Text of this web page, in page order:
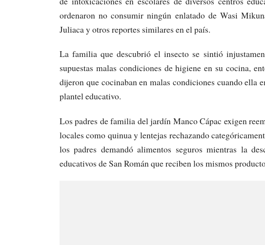
ordenaron no consumir ningún enlatado de Wasi
Juliaca y otros reportes similares en el país.​
La familia que descubrió el insecto se sintió
supuestas malas condiciones de higiene en su cocina,
dijeron que cocinaban en malas condiciones cuando ella
plantel educativo.​
Los padres de familia del jardín Manco Cápac exigen
locales como quinua y lentejas rechazando
los padres demandó alimentos seguros mientras la
educativos de San Román que reciben los mismos